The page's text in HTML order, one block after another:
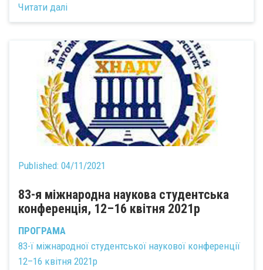
Читати далі
Published: 04/11/2021
83-я міжнародна наукова студентська
конференція, 12–16 квітня 2021р
ПРОГРАМА
83-ї міжнародної студентської наукової конференції
12–16 квітня 2021р